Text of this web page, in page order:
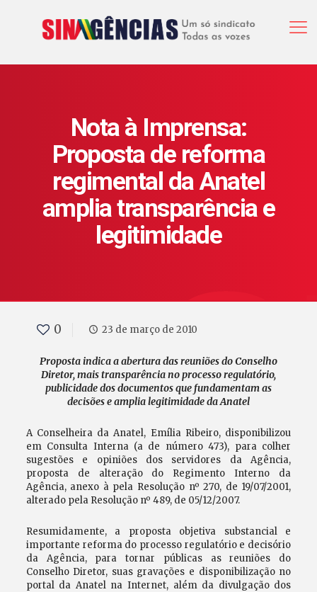
Nota à Imprensa:
Proposta de reforma
regimental da Anatel
amplia transparência e
legitimidade
0 23 de março de 2010
Proposta indica a abertura das reuniões do Conselho
Diretor, mais transparência no processo regulatório,
publicidade dos documentos que fundamentam as
decisões e amplia legitimidade da Anatel
A Conselheira da Anatel, Emília Ribeiro, disponibilizou
em Consulta Interna (a de número 473), para colher
sugestões e opiniões dos servidores da Agência,
proposta de alteração do Regimento Interno da
Agência, anexo à pela Resolução nº 270, de 19/07/2001,
alterado pela Resolução nº 489, de 05/12/2007.
Resumidamente, a proposta objetiva substancial e
importante reforma do processo regulatório e decisório
da Agência, para tornar públicas as reuniões do
Conselho Diretor, suas gravações e disponibilização no
portal da Anatel na Internet, além da divulgação dos